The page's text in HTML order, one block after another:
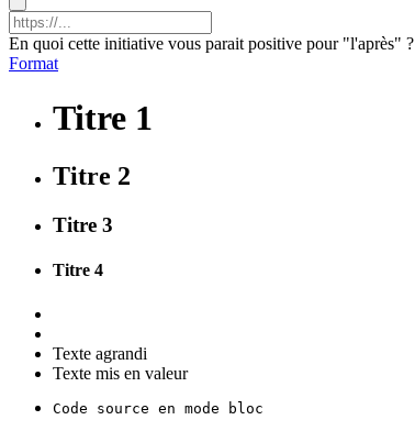
En quoi cette initiative vous parait positive pour "l'après" ?
Format
Titre 1
Titre 2
Titre 3
Titre 4
Texte agrandi
Texte mis en valeur
Code source en mode bloc